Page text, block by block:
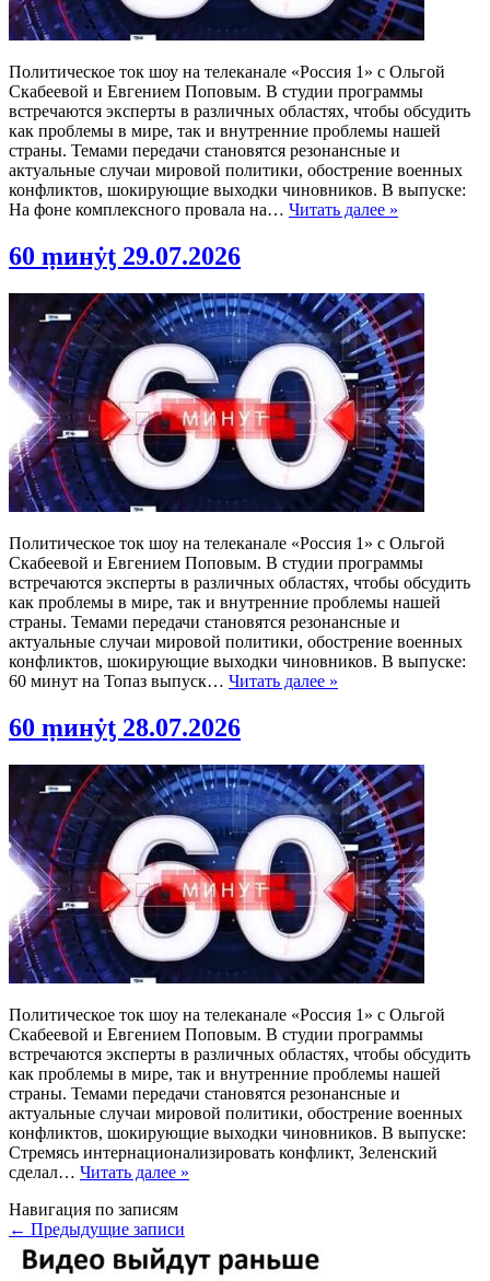
Политическое ток шоу на телеканале «Россия 1» с Ольгой
Скабеевой и Евгением Поповым. В студии программы
встречаются эксперты в различных областях, чтобы обсудить
как проблемы в мире, так и внутренние проблемы нашей
страны. Темами передачи становятся резонансные и
актуальные случаи мировой политики, обострение военных
конфликтов, шокирующие выходки чиновников. В выпуске:
На фоне комплексного провала на… Читать далее »
60 ṃинẏƫ 29.07.2026
Политическое ток шоу на телеканале «Россия 1» с Ольгой
Скабеевой и Евгением Поповым. В студии программы
встречаются эксперты в различных областях, чтобы обсудить
как проблемы в мире, так и внутренние проблемы нашей
страны. Темами передачи становятся резонансные и
актуальные случаи мировой политики, обострение военных
конфликтов, шокирующие выходки чиновников. В выпуске:
60 минут на Топаз выпуск… Читать далее »
60 ṃинẏƫ 28.07.2026
Политическое ток шоу на телеканале «Россия 1» с Ольгой
Скабеевой и Евгением Поповым. В студии программы
встречаются эксперты в различных областях, чтобы обсудить
как проблемы в мире, так и внутренние проблемы нашей
страны. Темами передачи становятся резонансные и
актуальные случаи мировой политики, обострение военных
конфликтов, шокирующие выходки чиновников. В выпуске:
Стремясь интернационализировать конфликт, Зеленский
сделал… Читать далее »
Навигация по записям
← Предыдущие записи